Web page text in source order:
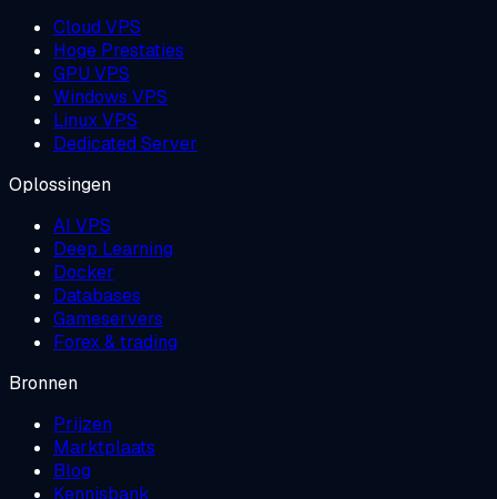
Cloud VPS
Hoge Prestaties
GPU VPS
Windows VPS
Linux VPS
Dedicated Server
Oplossingen
AI VPS
Deep Learning
Docker
Databases
Gameservers
Forex & trading
Bronnen
Prijzen
Marktplaats
Blog
Kennisbank